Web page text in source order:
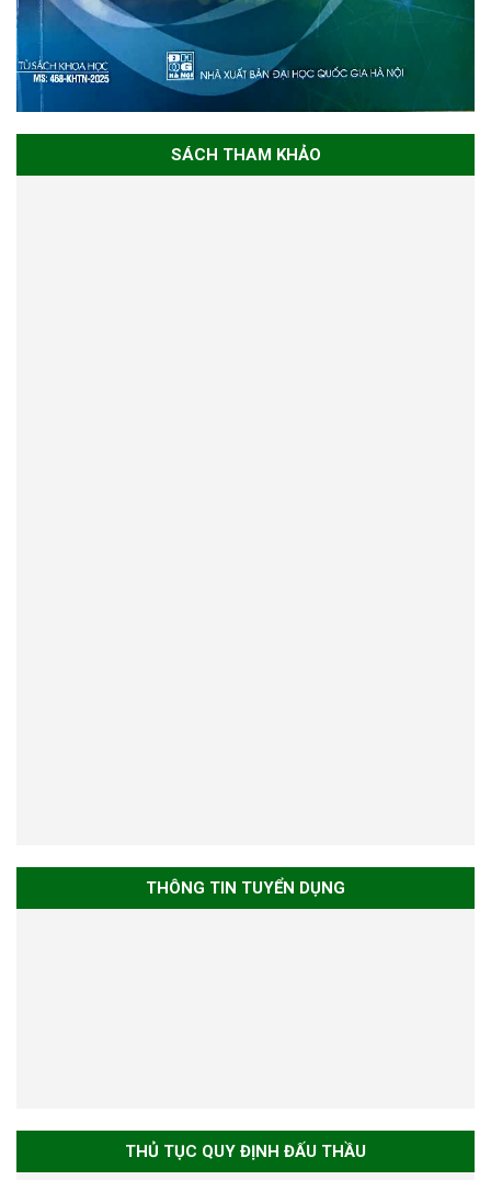
SÁCH THAM KHẢO
THÔNG TIN TUYỂN DỤNG
THỦ TỤC QUY ĐỊNH ĐẤU THẦU